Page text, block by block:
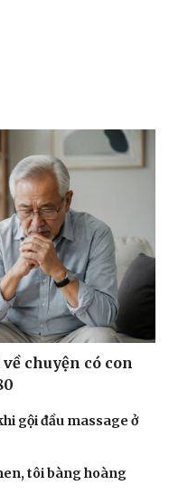
chuyện có con
gội đầu massage ở
tôi bàng hoàng